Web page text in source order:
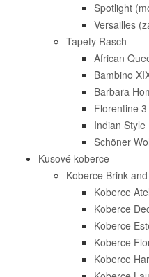
Spotlight
Versailles
Tapety Rasch
African
Bambino
Barbara
Florentine
Indian Style
Schöner
Kusové koberce
Koberce Brink
Koberce
Koberce
Koberce
Koberce
Koberce